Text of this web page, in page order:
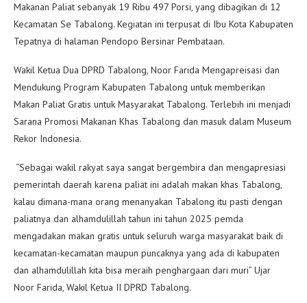
Makanan Paliat sebanyak 19 Ribu 497 Porsi, yang dibagikan di 12
Kecamatan Se Tabalong. Kegiatan ini terpusat di Ibu Kota Kabupaten
Tepatnya di halaman Pendopo Bersinar Pembataan.
Wakil Ketua Dua DPRD Tabalong, Noor Farida Mengapreisasi dan
Mendukung Program Kabupaten Tabalong untuk memberikan
Makan Paliat Gratis untuk Masyarakat Tabalong. Terlebih ini menjadi
Sarana Promosi Makanan Khas Tabalong dan masuk dalam Museum
Rekor Indonesia.
“Sebagai wakil rakyat saya sangat bergembira dan mengapresiasi
pemerintah daerah karena paliat ini adalah makan khas Tabalong,
kalau dimana-mana orang menanyakan Tabalong itu pasti dengan
paliatnya dan alhamdulillah tahun ini tahun 2025 pemda
mengadakan makan gratis untuk seluruh warga masyarakat baik di
kecamatan-kecamatan maupun puncaknya yang ada di kabupaten
dan alhamdulillah kita bisa meraih penghargaan dari muri” Ujar
Noor Farida, Wakil Ketua II DPRD Tabalong.